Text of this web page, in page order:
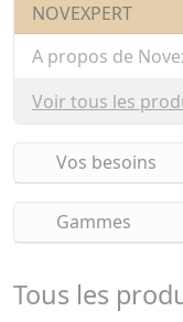
NOVEXPERT
A propos de
Voir tous les
Vos besoins
Gammes
Tous les